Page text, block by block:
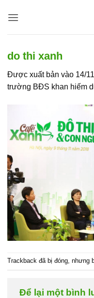
qua
do thi xanh
Được xuất bản vào 14/
trường BĐS khan hiếm
Trackback đã bị đóng, nhưng
Để lại một bình